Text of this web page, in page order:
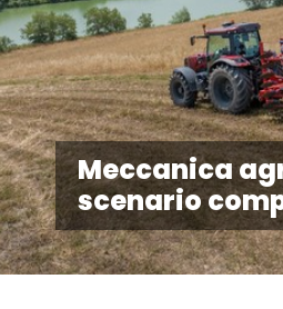
Meccanica
scenario